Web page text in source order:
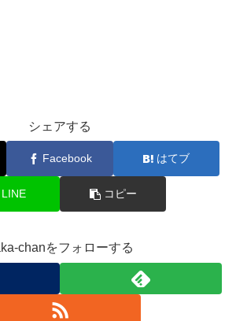
シェアする
Facebook はてブ
LINE コピー
chanをフォローする